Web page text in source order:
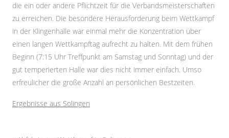
die ein oder andere Pflichtzeit für die Verbandsmeisterschaften
zu erreichen. Die besondere Herausforderung beim Wettkampf
in der Klingenhalle war einmal mehr die Konzentration über
einen langen Wettkampftag aufrecht zu halten. Mit dem frühen
Beginn (7:15 Uhr Treffpunkt am Samstag und Sonntag) und der
gut temperierten Halle war dies nicht immer einfach. Umso
erfreulicher die große Anzahl an persönlichen Bestzeiten.
Ergebnisse aus Solingen